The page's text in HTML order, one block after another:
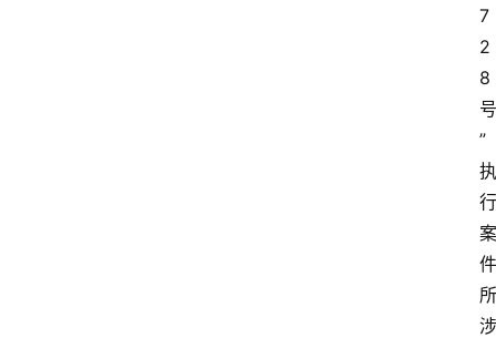
7
2
8
号
”
执
行
案
件
所
涉